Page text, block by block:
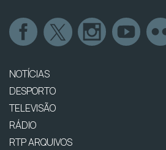
NOTÍCIAS
DESPORTO
TELEVISÃO
RÁDIO
RTP ARQUIVOS